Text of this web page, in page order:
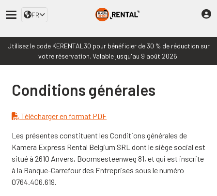
FR
Utilisez le code KERENTAL30 pour bénéficier de 30 % de réduction sur
votre réservation. Valable jusqu'au 9 août 2026.
Conditions générales
Télécharger en format PDF
Les présentes constituent les Conditions générales de
Kamera Express Rental Belgium SRL dont le siège social est
situé à 2610 Anvers, Boomsesteenweg 81, et qui est inscrite
à la Banque-Carrefour des Entreprises sous le numéro
0764.406.619.